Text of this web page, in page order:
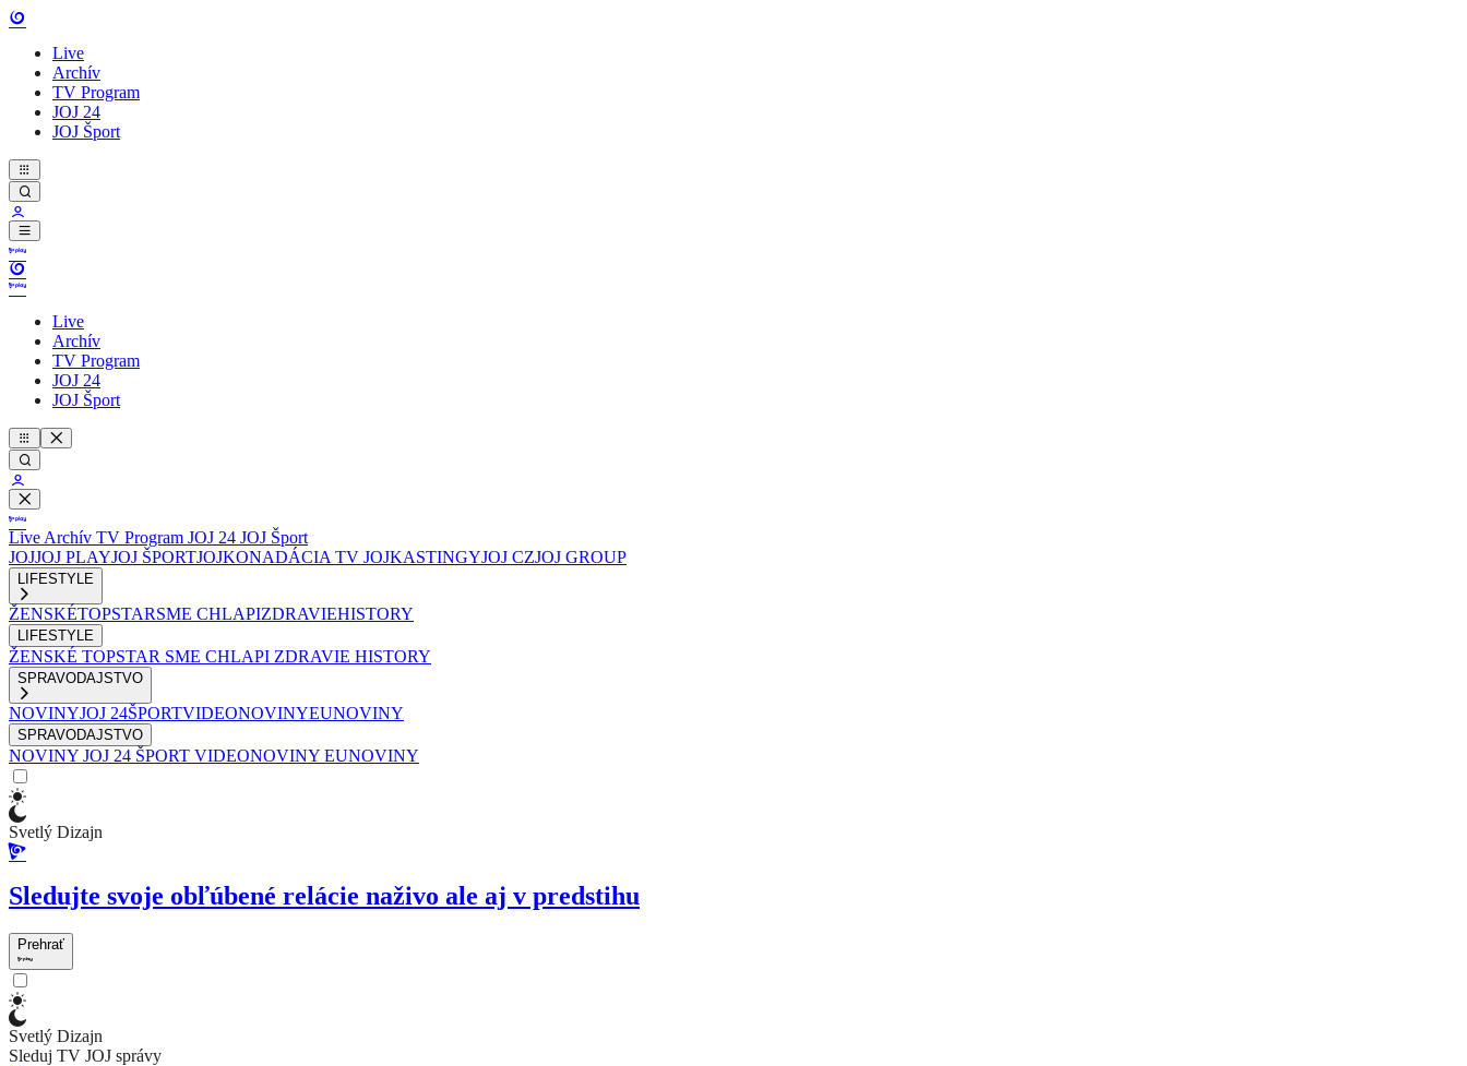
Live
Archív
TV Program
JOJ 24
JOJ Šport
Live
Archív
TV Program
JOJ 24
JOJ Šport
Live Archív TV Program JOJ 24 JOJ Šport
JOJJOJ PLAYJOJ ŠPORTJOJKONADÁCIA TV JOJKASTINGYJOJ CZJOJ GROUP
LIFESTYLE
ŽENSKÉTOPSTARSME CHLAPIZDRAVIEHISTORY
LIFESTYLE
ŽENSKÉ TOPSTAR SME CHLAPI ZDRAVIE HISTORY
SPRAVODAJSTVO
NOVINYJOJ 24ŠPORTVIDEONOVINYEUNOVINY
SPRAVODAJSTVO
NOVINY JOJ 24 ŠPORT VIDEONOVINY EUNOVINY
Svetlý Dizajn
Sledujte svoje obľúbené relácie naživo ale aj v predstihu
Prehrať
Svetlý Dizajn
Sleduj TV JOJ správy